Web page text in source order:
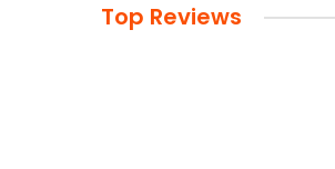
Top Reviews